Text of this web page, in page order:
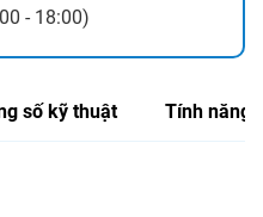
- 18:00)
số kỹ thuật Tính năng